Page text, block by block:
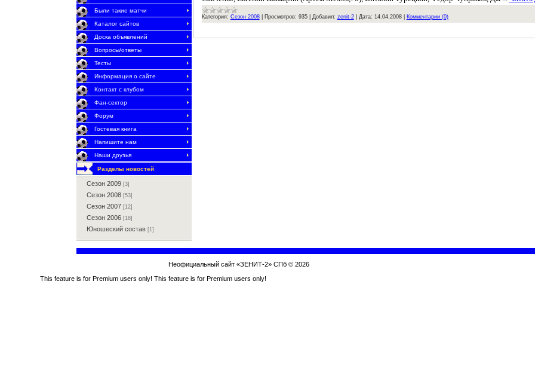
Были такие матчи
Каталог сайтов
Доска объявлений
Вопросы/ответы
Тесты
Информация о сайте
Контакт с клубом
Фан-сектор
Форум
Гостевая книга
Напишите нам
Наши друзья
Разделы новостей
Сезон 2009 [3]
Сезон 2008 [53]
Сезон 2007 [12]
Сезон 2006 [18]
Юношеский состав [1]
Категория: Сезон 2008 Просмотров: 935 Добавил: zenit-2 Дата: 14.04.2008 Комментарии (0)
Неофициальный сайт «ЗЕНИТ-2» СПб © 2026
This feature is for Premium users only! This feature is for Premium users only!